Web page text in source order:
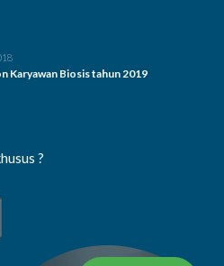
Karyawan Biosis tahun 2019
?